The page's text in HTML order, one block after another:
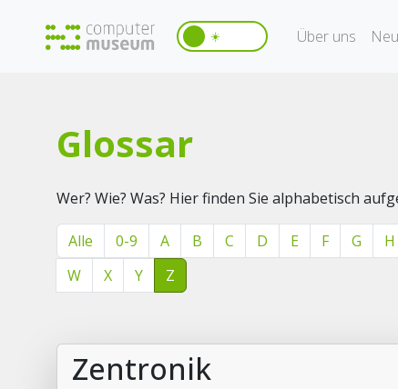
☀️ Über uns
Glossar
Wer? Wie? Was? Hier finden Sie alphabetisch
Alle 0-9 A B C D E F G H
W
X Y Z
Zentronik